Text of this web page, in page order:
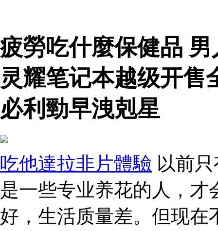
疲勞吃什麼保健品
灵耀笔记本越级开售
必利勁早洩剋星
吃他達拉非片體驗 以前
是一些专业养花的人，
好，生活质量差。但现在